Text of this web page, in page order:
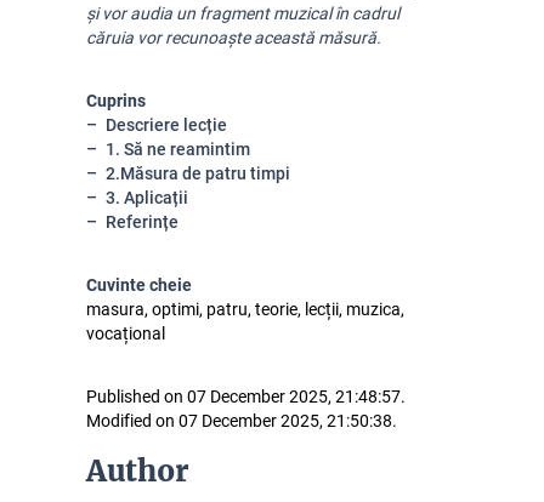
și vor audia un fragment muzical în cadrul
căruia vor recunoaște această măsură.
Cuprins
Descriere lecție
1. Să ne reamintim
2.Măsura de patru timpi
3. Aplicații
Referințe
Cuvinte cheie
masura, optimi, patru, teorie, lecții, muzica,
vocațional
Published on 07 December 2025, 21:48:57.
Modified on 07 December 2025, 21:50:38.
Author